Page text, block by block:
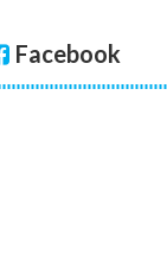
Facebook